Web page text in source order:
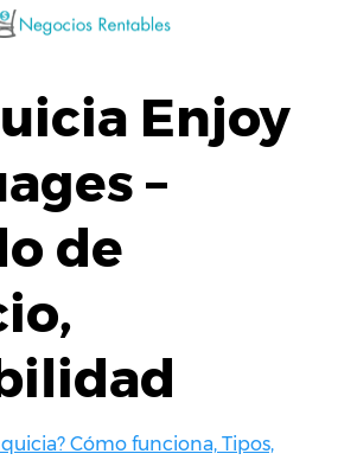
Enjoy
–
de
Cómo funciona, Tipos,